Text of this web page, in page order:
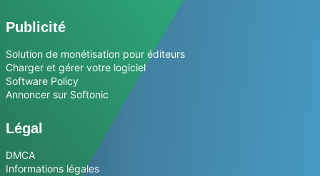
Publicité
Solution de monétisation pour éditeurs
Charger et gérer votre logiciel
Software Policy
Annoncer sur Softonic
Légal
DMCA
Informations légales